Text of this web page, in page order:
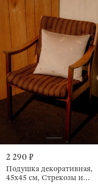
2 290 ₽
Подушка декоративная,
45х45 см, Стрекозы и